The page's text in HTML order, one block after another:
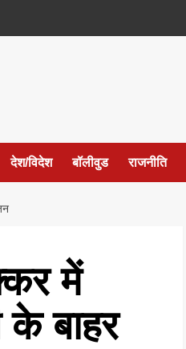
देश/विदेश बॉलीवुड राजनीति
में
के बाहर